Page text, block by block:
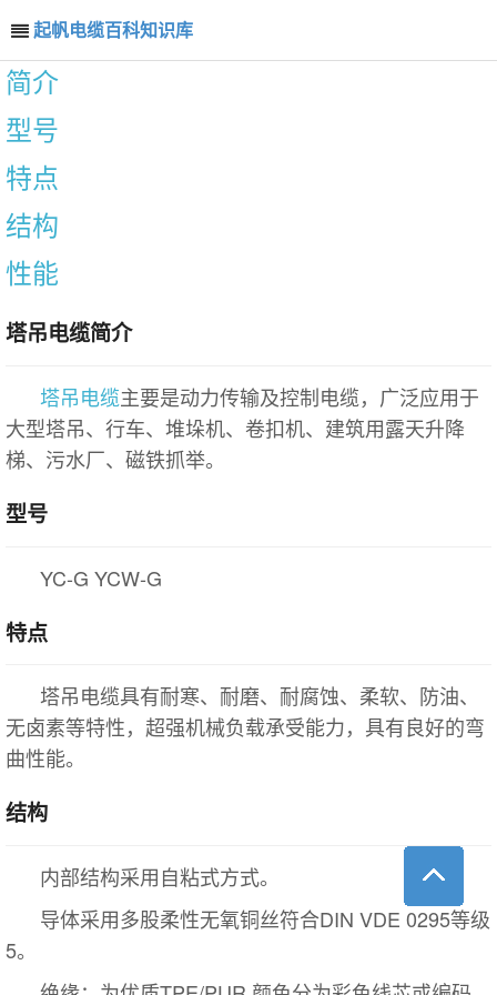
起帆电缆百科知识库
简介
型号
特点
结构
性能
塔吊电缆简介
塔吊电缆主要是动力传输及控制电缆，广泛应用于
大型塔吊、行车、堆垛机、卷扣机、建筑用露天升降
梯、污水厂、磁铁抓举。
型号
YC-G YCW-G
特点
塔吊电缆具有耐寒、耐磨、耐腐蚀、柔软、防油、
无卤素等特性，超强机械负载承受能力，具有良好的弯
曲性能。
结构
内部结构采用自粘式方式。
导体采用多股柔性无氧铜丝符合DIN VDE 0295等级
5。